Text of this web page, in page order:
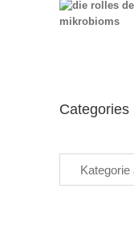
Categories